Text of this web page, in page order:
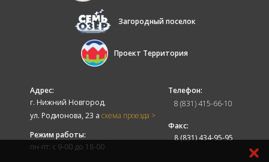
Загородный поселок
Проект Территория
Адрес:
г. Нижний Новгород,
ул. Родионова, 23 а схема проезда >
Режим работы:
пн-пт: с 9-00 до 18-00
Телефон:
8 (831) 415-66-10
Факс:
8 (831) 434-95-95